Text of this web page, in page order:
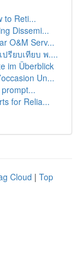
to Reti...
Dissemi...
O&M Serv...
รียบเทียบ พ....
im Überblick
Un...
for Relia...
Cloud | Top